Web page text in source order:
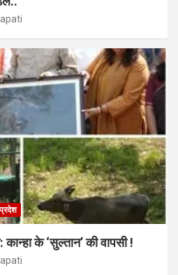
के ‘सुल्तान’ की वापसी !